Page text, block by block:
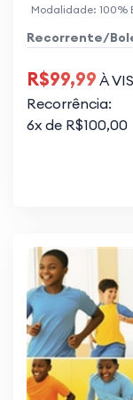
Modalidade: 100%
Recorrente/
R$99,99 À
Recorrência:
6x de R$100,00